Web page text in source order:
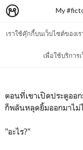
เราใช้คุ๊กกี้บนเว็บไซต์ของ
เพื่อใช้บริการ
My
Day
ตอนที่เขาเปิดประตูออ
ก็พลันหลุดยิ้มออกมาไม่
"อะไร?"